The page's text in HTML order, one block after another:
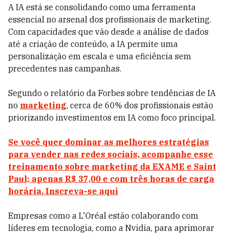
A IA está se consolidando como uma ferramenta
essencial no arsenal dos profissionais de marketing.
Com capacidades que vão desde a análise de dados
até a criação de conteúdo, a IA permite uma
personalização em escala e uma eficiência sem
precedentes nas campanhas.
Segundo o relatório da Forbes sobre tendências de IA
no marketing, cerca de 60% dos profissionais estão
priorizando investimentos em IA como foco principal.
Se você quer dominar as melhores estratégias
para vender nas redes sociais, acompanhe esse
treinamento sobre marketing da EXAME e Saint
Paul; apenas R$ 37,00 e com três horas de carga
horária. Inscreva-se aqui
Empresas como a L'Oréal estão colaborando com
líderes em tecnologia, como a Nvidia, para aprimorar